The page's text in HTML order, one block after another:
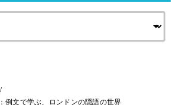
例文で学ぶ、ロンドンの隠語の世界